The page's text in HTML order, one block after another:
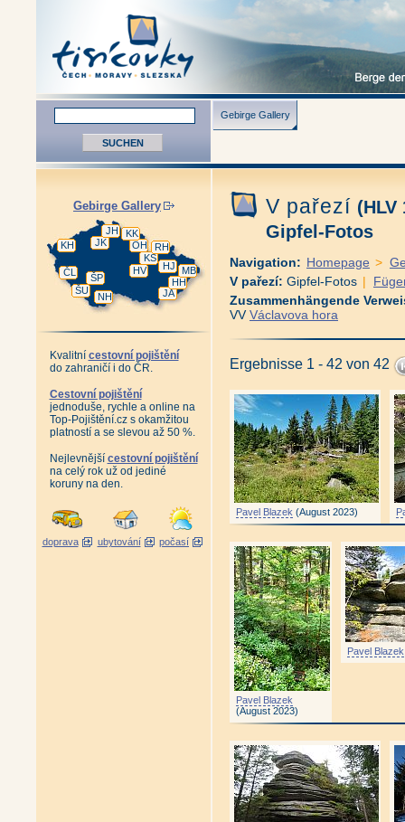
Gebirge Gallery
Gebirge Gallery
JA
HH
MB
HJ
HV
NH
KS
RH
ŠP
ŠU
OH
JK
KK
ČL
JH
KH
Kvalitní cestovní pojištění
do zahraničí i do ČR.
Cestovní pojištění
jednoduše, rychle a online na
Top-Pojištění.cz s okamžitou
platností a se slevou až 50 %.
Nejlevnější cestovní pojištění
na celý rok už od jediné
koruny na den.
doprava ubytování počasí
V pařezí (HLV
Gipfel-Fotos
Navigation: Homepage >
V pařezí: Gipfel-Fotos |
Zusammenhängende
VVVáclavova hora
Ergebnisse 1 - 42 von 42
Pavel Blazek (August 2023)
Pavel Blazek
(August 2023)
Pavel Blazek